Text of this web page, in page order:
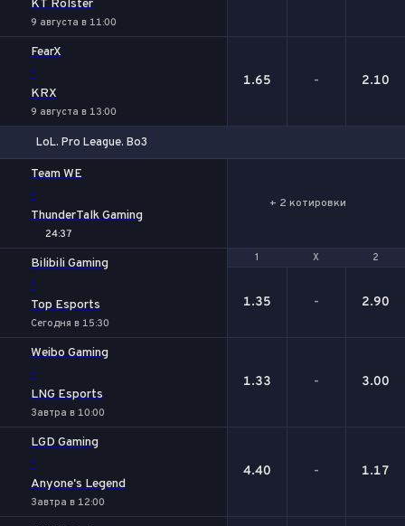
KT Rolster
9 августа в 11:00
FearX
-
KRX
9 августа в 13:00
1.65 - 2.10
LoL. Pro League. Bo3
Team WE
-
ThunderTalk Gaming
24:37
+ 2 котировки
1 Х 2
Bilibili Gaming
-
Top Esports
Сегодня в 15:30
1 Х 2
1.35 - 2.90
Weibo Gaming
-
LNG Esports
Завтра в 10:00
1.33 - 3.00
LGD Gaming
-
Anyone's Legend
Завтра в 12:00
4.40 - 1.17